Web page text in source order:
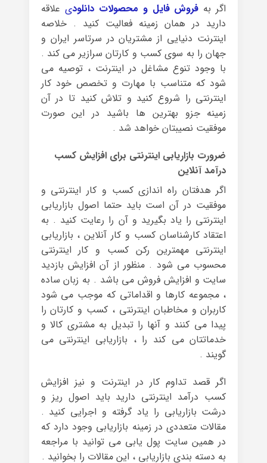
اگر به فروش فایل و محصولات دانلودی علاقه
دارید در همان زمینه فعالیت کنید . خلاصه
اینترنت دنیایی از مشتریان در سرتاسر ایران و
جهان را به سوی کسب و کارتان سرازیر می کند .
با وجود تنوع مشاغل در اینترنت ، توصیه می
شود که متناسب با مهارت و تخصص خود کار
اینترنتی را شروع کنید و تلاش کنید تا در آن
زمینه جزو بهترین ها باشید در این صورت
موفقیت نصیبتان خواهد شد .
ضرورت بازاریابی اینترنتی برای افزایش کسب
درآمد آنلاین
اگر هدفتان راه اندازی کسب و کار اینترنتی و
موفقیت در آن است باید حتما اصول بازاریابی
اینترنتی را یاد بگیرید و آن را رعایت کنید . به
اعتقاد کارشناسان کسب و کار آنلاین ، بازاریابی
اینترنتی مهمترین رکن کسب و کار اینترنتی
محسوب می شود . منظور از آن افزایش بازدید
سایت و افزایش فروش می باشد . به زبان ساده
، مجموعه کارها و اقداماتی که موجب می شود
کاربران و مخاطبان اینترنتی ، کسب و کارتان را
پیدا می کنند و آنها را تبدیل به مشتری کالا و
خدماتتان می کند را ، بازاریابی اینترنتی می
گویند .
اگر قصد تداوم کار در اینترنت و نیز افزایش
کسب درآمد اینترنتی دارید باید اصول ریز و
درشت بازاریابی را یاد گرفته و اجرایی کنید .
مقالات متعددی در زمینه بازاریابی وجود دارد که
در همین سایت پول یابی می توانید با مراجعه
به دسته بندی بازاریابی ، این مقالات را بخوانید .